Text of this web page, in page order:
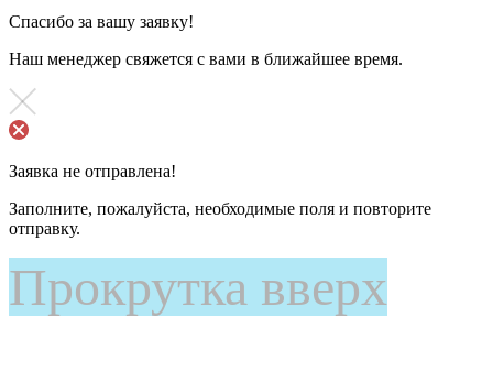
Спасибо за вашу заявку!
Наш менеджер свяжется с вами в ближайшее время.
Заявка не отправлена!
Заполните, пожалуйста, необходимые поля и повторите
отправку.
Прокрутка вверх